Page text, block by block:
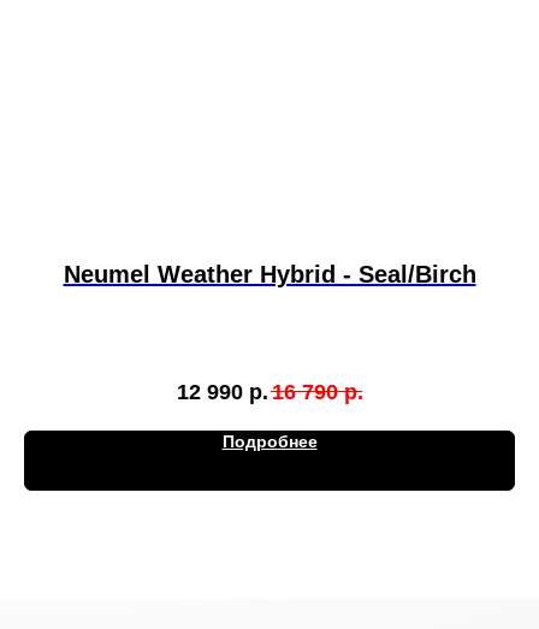
Neumel Weather Hybrid - Seal/Birch
12 990 р.16 790 р.
Подробнее